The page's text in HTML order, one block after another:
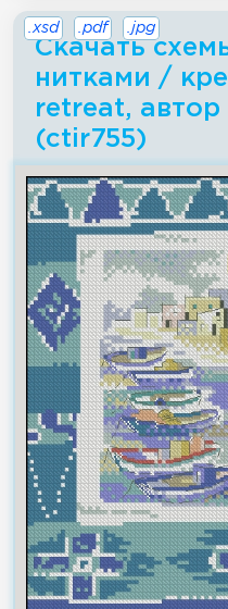
Скачать
нитками /
retreat,
(ctir755)
.xsd .pdf .jpg